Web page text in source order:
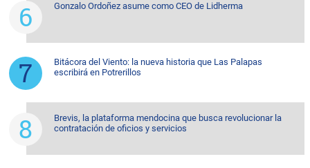
Gonzalo Ordoñez asume como CEO de Lidherma
Bitácora del Viento: la nueva historia que Las Palapas
escribirá en Potrerillos
Brevis, la plataforma mendocina que busca revolucionar la
contratación de oficios y servicios